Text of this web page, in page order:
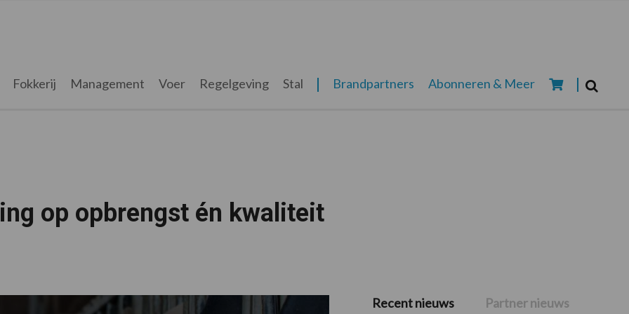
Fokkerij Management Voer Regelgeving Stal Brandpartners Abonneren & Meer
op opbrengst én kwaliteit
Primaire
Recent nieuws Partner nieuws